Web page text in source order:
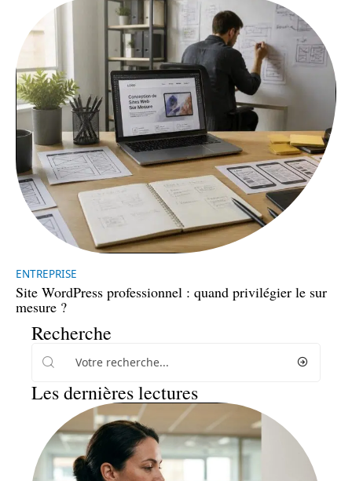
ENTREPRISE
Site WordPress professionnel : quand privilégier le sur
mesure ?
Recherche
Les dernières lectures